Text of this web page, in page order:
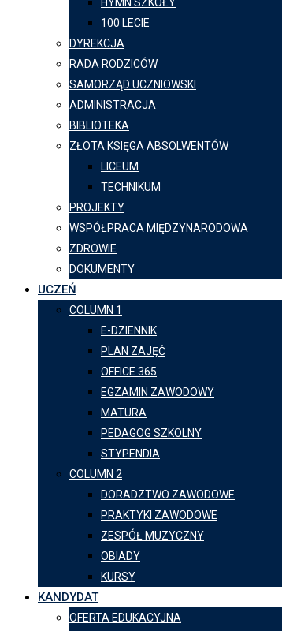
100 LECIE
DYREKCJA
RADA RODZICÓW
SAMORZĄD UCZNIOWSKI
ADMINISTRACJA
BIBLIOTEKA
ZŁOTA KSIĘGA ABSOLWENTÓW
LICEUM
TECHNIKUM
PROJEKTY
WSPÓŁPRACA MIĘDZYNARODOWA
ZDROWIE
DOKUMENTY
UCZEŃ
COLUMN 1
E-DZIENNIK
PLAN ZAJĘĆ
OFFICE 365
EGZAMIN ZAWODOWY
MATURA
PEDAGOG SZKOLNY
STYPENDIA
COLUMN 2
DORADZTWO ZAWODOWE
PRAKTYKI ZAWODOWE
ZESPÓŁ MUZYCZNY
OBIADY
KURSY
KANDYDAT
OFERTA EDUKACYJNA